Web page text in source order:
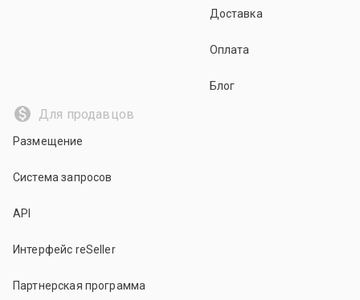
Доставка
Оплата
Блог
Для продавцов
Размещение
Система запросов
API
Интерфейс reSeller
Партнерская программа